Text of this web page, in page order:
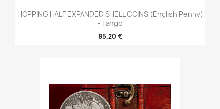
HOPPING HALF EXPANDED SHELL COINS (English Penny)
- Tango
85,20 €